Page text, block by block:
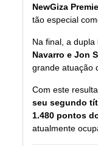
NewGiza
tão especial
Na final, a
Navarro e Jon
grande atuação
Com este
seu segundo
1.480 pontos
atualmente